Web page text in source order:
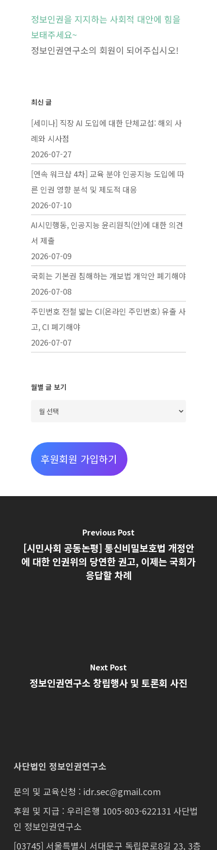
정보인권을 지지하는 사회적 대안에 힘을
보태주세요~
정보인권연구소의 회원이 되어주십시오!
최신 글
[세미나] 직장 AI 도입에 대한 단체교섭: 해외 사
례와 시사점
2026-07-27
[연속 워크샵 4차] 교육 분야 인공지능 도입에 따
른 인권 영향 분석 및 제도적 대응
2026-07-10
AI시민행동, 인공지능 윤리원칙(안)에 대한 의견
서 제출
2026-07-09
국회는 기본권 침해하는 개보법 개악안 폐기해야
2026-07-08
주민번호 전철 밟는 CI(온라인 주민번호) 유출 사
고, CI 폐기해야
2026-07-07
월별 글 보기
보
기
후원회원 가입하기
Previous Post
[시민사회 공동논평] 통신비밀보호법 개정안
에 대한 인권위의 당연한 권고, 이제는 국회가
응답할 차례
Next Post
정보인권연구소 창립행사 및 토론회 사진
사단법인 정보인권연구소
문의 및 교육신청 : idr.sec@gmail.com
후원 및 지급 : 우리은행 1005-803-622131 사단법
인 정보인권연구소
[03745] 서울특별시 서대문구 독립문로8길 23, 3층